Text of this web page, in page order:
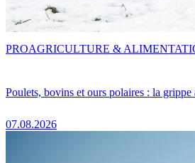
Poulets, bovins et ours polaires : la grippe
07.08.2026
PROAGRICULTURE &